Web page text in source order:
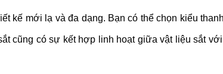
kế mới lạ và đa dạng. Bạn có thể chọn kiểu
cũng có sự kết hợp linh hoạt giữa vật liệu sắt